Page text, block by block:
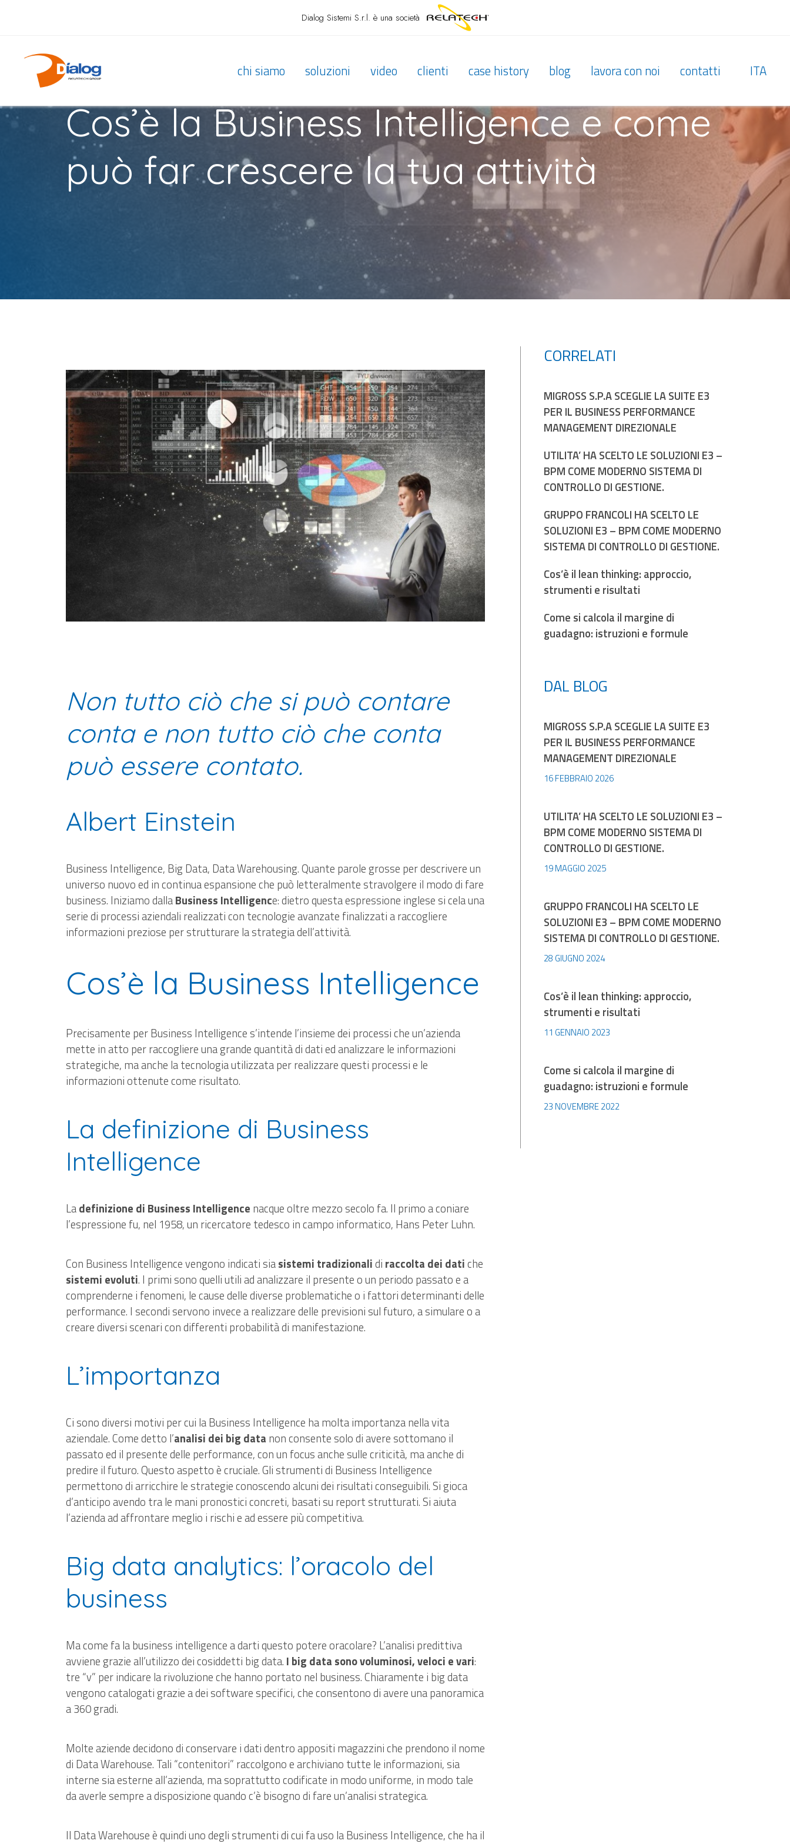
Dialog Sistemi S.r.l. è una società
chi siamo soluzioni video clienti case history blog lavora con noi contatti ITA
23 APRILE 2019
Cos’è la Business Intelligence e come
può far crescere la tua attività
Non tutto ciò che si può contare
conta e non tutto ciò che conta
può essere contato.
Albert Einstein
Business Intelligence, Big Data, Data Warehousing. Quante parole grosse per descrivere un
universo nuovo ed in continua espansione che può letteralmente stravolgere il modo di fare
business. Iniziamo dallaBusiness Intelligence: dietro questa espressione inglese si cela una
serie di processi aziendali realizzati con tecnologie avanzate finalizzati a raccogliere
informazioni preziose per strutturare la strategia dell’attività.
Cos’è la Business Intelligence
Precisamente per Business Intelligence s’intende l’insieme dei processi che un’azienda
mette in atto per raccogliere una grande quantità di dati ed analizzare le informazioni
strategiche, ma anche la tecnologia utilizzata per realizzare questi processi e le
informazioni ottenute come risultato.
La definizione di Business
Intelligence
Ladefinizione di Business Intelligence nacque oltre mezzo secolo fa. Il primo a coniare
l’espressione fu, nel 1958, un ricercatore tedesco in campo informatico, Hans Peter Luhn.
Con Business Intelligence vengono indicati siasistemi tradizionalidi raccolta dei datiche
sistemi evoluti. I primi sono quelli utili ad analizzare il presente o un periodo passato e a
comprenderne i fenomeni, le cause delle diverse problematiche o i fattori determinanti delle
performance. I secondi servono invece a realizzare delle previsioni sul futuro, a simulare o a
creare diversi scenari con differenti probabilità di manifestazione.
L’importanza
Ci sono diversi motivi per cui la Business Intelligence ha molta importanza nella vita
aziendale. Come detto l’analisi dei big data non consente solo di avere sottomano il
passato ed il presente delle performance, con un focus anche sulle criticità, ma anche di
predire il futuro. Questo aspetto è cruciale. Gli strumenti di Business Intelligence
permettono di arricchire le strategie conoscendo alcuni dei risultati conseguibili. Si gioca
d’anticipo avendo tra le mani pronostici concreti, basati su report strutturati. Si aiuta
l’azienda ad affrontare meglio i rischi e ad essere più competitiva.
Big data analytics: l’oracolo del
business
Ma come fa la business intelligence a darti questo potere oracolare? L’analisi predittiva
avviene grazie all’utilizzo dei cosiddetti big data. I big data sono voluminosi, veloci e vari:
tre “v” per indicare la rivoluzione che hanno portato nel business. Chiaramente i big data
vengono catalogati grazie a dei software specifici, che consentono di avere una panoramica
a 360 gradi.
Molte aziende decidono di conservare i dati dentro appositi magazzini che prendono il nome
di Data Warehouse. Tali “contenitori” raccolgono e archiviano tutte le informazioni, sia
interne sia esterne all’azienda, ma soprattutto codificate in modo uniforme, in modo tale
da averle sempre a disposizione quando c’è bisogno di fare un’analisi strategica.
Il Data Warehouseè quindi uno degli strumenti di cui fa uso la Business Intelligence, che ha il
CORRELATI
MIGROSS S.P.A SCEGLIE LA SUITE E3
PER IL BUSINESS PERFORMANCE
MANAGEMENT DIREZIONALE
UTILITA’ HA SCELTO LE SOLUZIONI E3 –
BPM COME MODERNO SISTEMA DI
CONTROLLO DI GESTIONE.
GRUPPO FRANCOLI HA SCELTO LE
SOLUZIONI E3 – BPM COME MODERNO
SISTEMA DI CONTROLLO DI GESTIONE.
Cos’è il lean thinking: approccio,
strumenti e risultati
Come si calcola il margine di
guadagno: istruzioni e formule
DAL BLOG
MIGROSS S.P.A SCEGLIE LA SUITE E3
PER IL BUSINESS PERFORMANCE
MANAGEMENT DIREZIONALE
16 FEBBRAIO 2026
UTILITA’ HA SCELTO LE SOLUZIONI E3 –
BPM COME MODERNO SISTEMA DI
CONTROLLO DI GESTIONE.
19 MAGGIO 2025
GRUPPO FRANCOLI HA SCELTO LE
SOLUZIONI E3 – BPM COME MODERNO
SISTEMA DI CONTROLLO DI GESTIONE.
28 GIUGNO 2024
Cos’è il lean thinking: approccio,
strumenti e risultati
11 GENNAIO 2023
Come si calcola il margine di
guadagno: istruzioni e formule
23 NOVEMBRE 2022